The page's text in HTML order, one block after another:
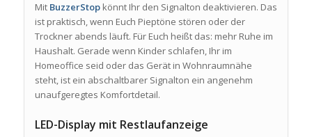
Mit BuzzerStopkönnt Ihr den Signalton deaktivieren. Das
ist praktisch, wenn Euch Pieptöne stören oder der
Trockner abends läuft. Für Euch heißt das: mehr Ruhe im
Haushalt. Gerade wenn Kinder schlafen, Ihr im
Homeoffice seid oder das Gerät in Wohnraumnähe
steht, ist ein abschaltbarer Signalton ein angenehm
unaufgeregtes Komfortdetail.
LED-Display mit Restlaufanzeige